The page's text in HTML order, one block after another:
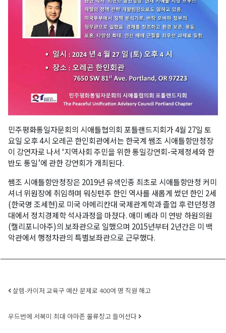
민주평화통일자문회의 시애틀협의회 포틀랜드지회가 4월 27일 토
요일 오후 4시 오레곤 한인회관에서는 한국계 쌤조 시애틀항만청장
이 강연자로 나서 ‘지역사회 주민을 위한 통일강연회-국제정세와 한
반도 통일’에 관한 강연회가 개최된다.
쌤조 시애틀항만청장은 2019년 유색인종 최초로 시애틀항만청 커미
셔너 위원장에 취임하며 워싱턴주 한인 역사를 새롭게 썼던 한인 2세
(한국명 조세현)로 미국 아메리칸대 국제관계학과 졸업 후 런던정경
대에서 정치경제학 석사과정을 마쳤다. 애미 베라 미 연방 하원의원
(캘리포니아주)의 보좌관으로 일했으며 2015년부터 2년간은 미 백
악관에서 행정차관의 특별보좌관으로 근무했다.
Post navigation
살렘-카이저 교육구 예산 문제로 400여 명 직원 해고
우드번에 서북미 최대 아마존 물류창고 들어선다